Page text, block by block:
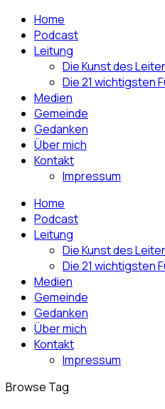
Home
Podcast
Leitung
Die Kunst des
Die 21 wichtigsten
Medien
Gemeinde
Gedanken
Über mich
Kontakt
Impressum
Home
Podcast
Leitung
Die Kunst des
Die 21 wichtigsten
Medien
Gemeinde
Gedanken
Über mich
Kontakt
Impressum
Browse Tag